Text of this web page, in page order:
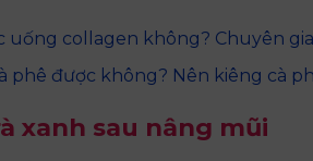
uống collagen không? Chuyên
phê được không? Nên kiêng cà
xanh sau nâng mũi